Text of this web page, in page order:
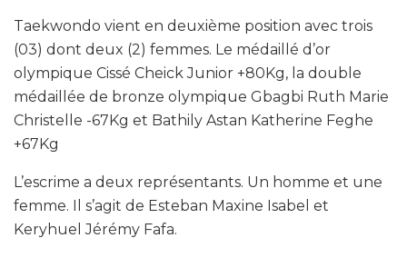
Taekwondo vient en deuxième position avec trois
(03) dont deux (2) femmes. Le médaillé d’or
olympique Cissé Cheick Junior +80Kg, la double
médaillée de bronze olympique Gbagbi Ruth Marie
Christelle -67Kg et Bathily Astan Katherine Feghe
+67Kg
L’escrime a deux représentants. Un homme et une
femme. Il s’agit de Esteban Maxine Isabel et
Keryhuel Jérémy Fafa.